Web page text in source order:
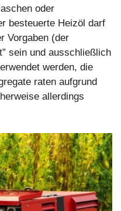
oder
besteuerte Heizöl darf
Vorgaben (der
sein und ausschließlich
werden, die
raten aufgrund
allerdings